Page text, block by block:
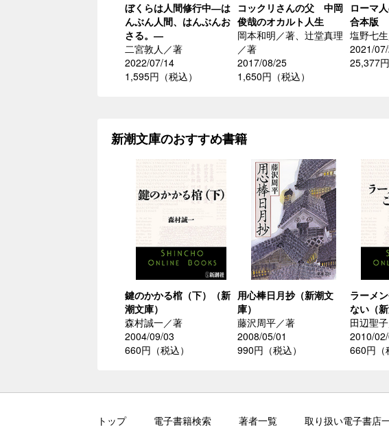
ぼくらは人間修行中―は
んぶん人間、はんぶんお
さる。―
二宮敦人／著
2022/07/14
1,595円（税込）
コックリさんの父 中岡
俊哉のオカルト人生
岡本和明／著、辻堂真理
／著
2017/08/25
1,650円（税込）
ローマ
合本版
塩野七
2021/
25,377
新潮文庫のおすすめ書籍
鍵のかかる棺（下）（新
潮文庫）
森村誠一／著
2004/09/03
660円（税込）
用心棒日月抄（新潮文
庫）
藤沢周平／著
2008/05/01
990円（税込）
ラーメ
ない（新
田辺聖
2010/
660円（
トップ 電子書籍検索 著者一覧 取り扱い電子書店